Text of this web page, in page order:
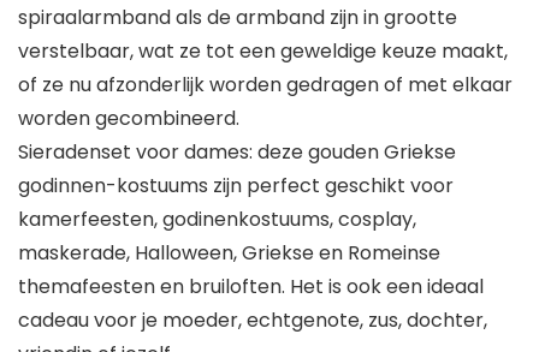
spiraalarmband als de armband zijn in grootte
verstelbaar, wat ze tot een geweldige keuze maakt,
of ze nu afzonderlijk worden gedragen of met elkaar
worden gecombineerd.
Sieradenset voor dames: deze gouden Griekse
godinnen-kostuums zijn perfect geschikt voor
kamerfeesten, godinenkostuums, cosplay,
maskerade, Halloween, Griekse en Romeinse
themafeesten en bruiloften. Het is ook een ideaal
cadeau voor je moeder, echtgenote, zus, dochter,